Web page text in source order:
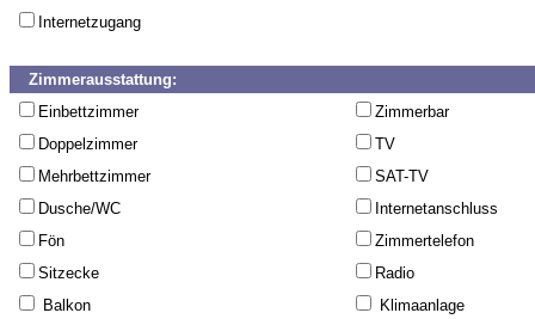
Internetzugang
Zimmerausstattung:
Einbettzimmer
Zimmerbar
Doppelzimmer
TV
Mehrbettzimmer
SAT-TV
Dusche/WC
Internetanschluss
Fön
Zimmertelefon
Sitzecke
Radio
Balkon
Klimaanlage